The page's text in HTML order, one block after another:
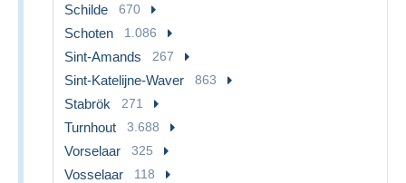
Schilde 670
Schoten 1.086
Sint-Amands 267
Sint-Katelijne-Waver 863
Stabrök 271
Turnhout 3.688
Vorselaar 325
Vosselaar 118